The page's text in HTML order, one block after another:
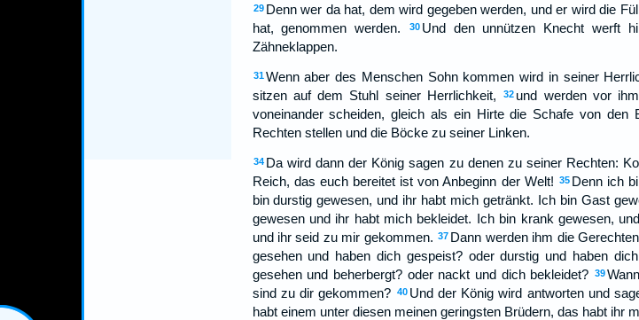
29 Denn wer da hat, dem wird gegeben werden, und er wird die
hat, genommen werden.
30 Und den unnützen Knecht werft
Zähneklappen.
31 Wenn aber des Menschen Sohn kommen wird in seiner
sitzen auf dem Stuhl seiner Herrlichkeit,
32 und werden vor
voneinander scheiden, gleich als ein Hirte die Schafe von den
Rechten stellen und die Böcke zu seiner Linken.
34 Da wird dann der König sagen zu denen zu seiner Rechten:
Reich, das euch bereitet ist von Anbeginn der Welt! 35 Denn ich
bin durstig gewesen, und ihr habt mich getränkt. Ich bin Gast
gewesen und ihr habt mich bekleidet. Ich bin krank gewesen,
und ihr seid zu mir gekommen. 37 Dann werden ihm die
gesehen und haben dich gespeist? oder durstig und haben
gesehen und beherbergt? oder nackt und dich bekleidet? 39
sind zu dir gekommen? 40 Und der König wird antworten und
habt einem unter diesen meinen geringsten Brüdern, das habt ihr